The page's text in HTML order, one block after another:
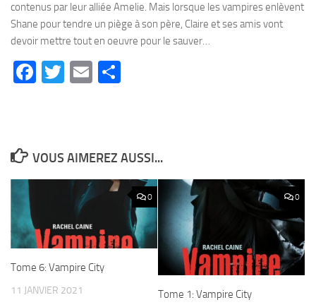
contenus par leur alliée Amelie. Mais lorsque les vampires enlèvent
Shane pour tendre un piège à son père, Claire et ses amis vont
devoir mettre tout en oeuvre pour le sauver…
Facebook
Twitter
Email
VOUS AIMEREZ AUSSI...
0
Tome 6: Vampire City
11 JANVIER 2021
0
Tome 1: Vampire City